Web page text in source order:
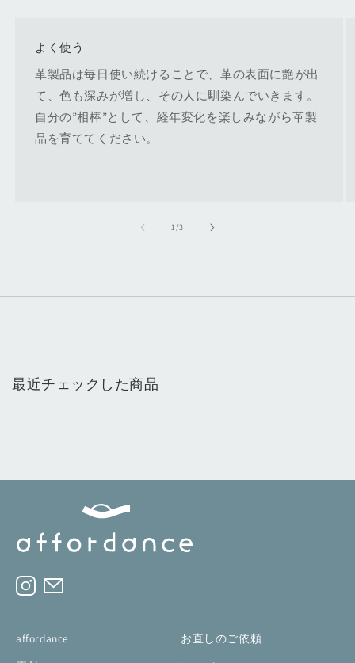
よく使う
革製品は毎日使い続けることで、革の表面に艶が出
て、色も深みが増し、その人に馴染んでいきます。
自分の”相棒”として、経年変化を楽しみながら革製
品を育ててください。
1/の
3
最近チェックした商品
affordance
お直しのご依頼